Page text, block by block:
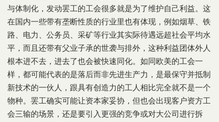
与体制化，发动罢工的工会很多就是为了维护自己利益。这
在国内一些带有垄断性质的行业里也有体现，例如烟草、铁
路、电力、公务员、采矿等行业其实际待遇远超社会平均水
平，而且还带有父业子承的世袭与排外，这种利益团体外人
根本进不去，进去了也会被快速同化。如同欧美的工会一
样，都可能代表的是落后而非先进生产力，是最保守并抵制
新技术的一伙人，跟具有创造力的工人相比完全就不是一个
物种。罢工确实可能让资本家妥协，但也会出现客户资方工
会三输的场景，还是要引入更强的竞争或对大公司进行拆